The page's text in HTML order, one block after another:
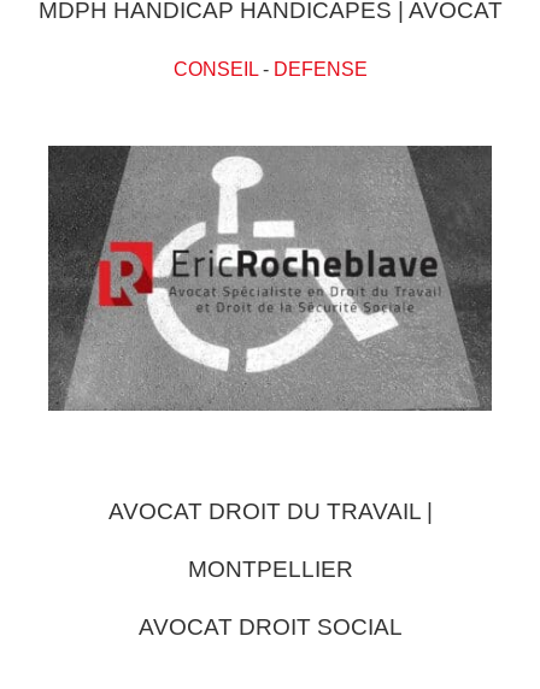
MDPH HANDICAP HANDICAPES | AVOCAT
CONSEIL- DEFENSE
AVOCAT DROIT DU TRAVAIL |
MONTPELLIER
AVOCAT DROIT SOCIAL